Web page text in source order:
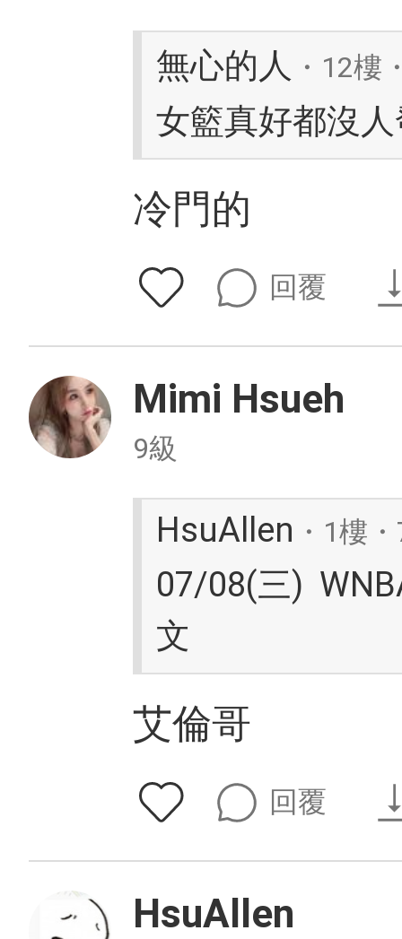
無心的人 ・12樓
女籃真好都沒
冷門的
回覆
Mimi Hsueh
9級
HsuAllen ・1樓
07/08(三)
文
艾倫哥
回覆
HsuAllen